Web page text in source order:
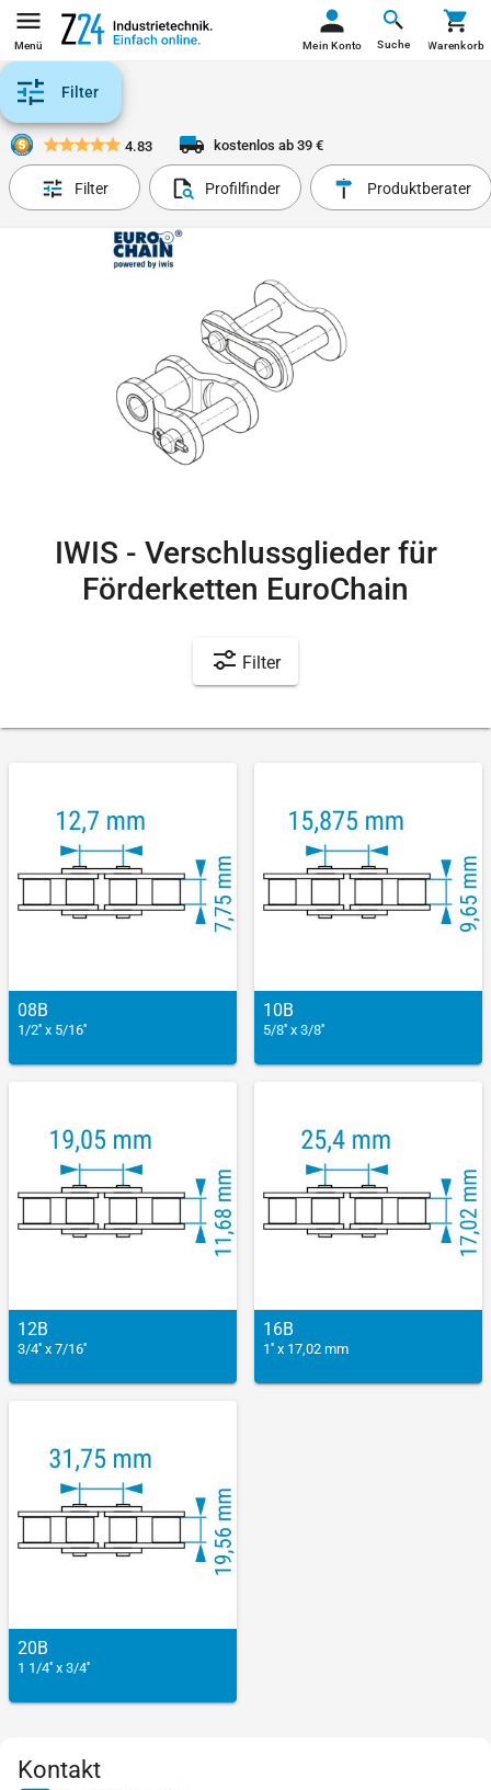
Menü Suche
Mein Konto Warenkorb
Filter
4.83 kostenlos ab 39 €
Filter Profilfinder Produktberater
IWIS - Verschlussglieder für
Förderketten EuroChain
Filter
08B
1/2'' x 5/16''
10B
5/8'' x 3/8''
12B
3/4'' x 7/16''
16B
1'' x 17,02 mm
20B
1 1/4'' x 3/4''
Kontakt